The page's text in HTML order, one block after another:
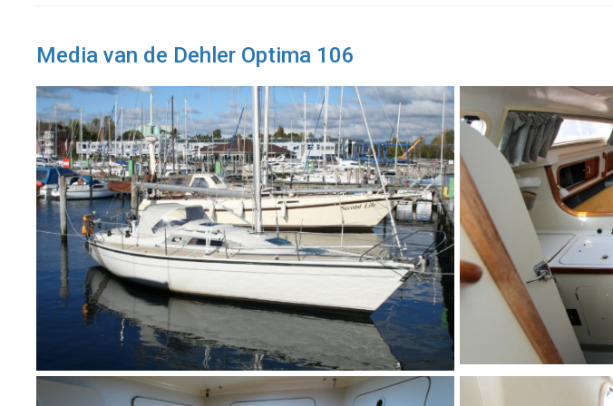
Media van de Dehler Optima 106